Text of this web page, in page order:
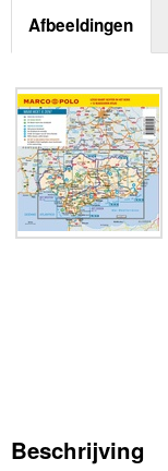
Afbeeldingen
Beschrijving